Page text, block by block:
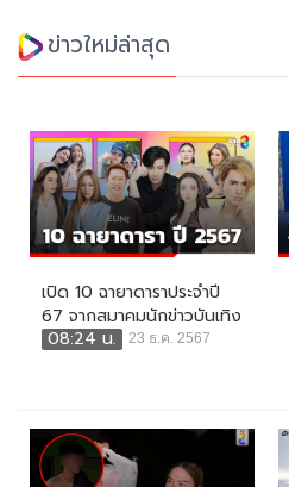
ข่าวใหม่ล่าสุด
เปิด 10 ฉายาดาราประจำปี
67 จากสมาคมนักข่าวบันเทิง
08:24 น.
23 ธ.ค. 2567